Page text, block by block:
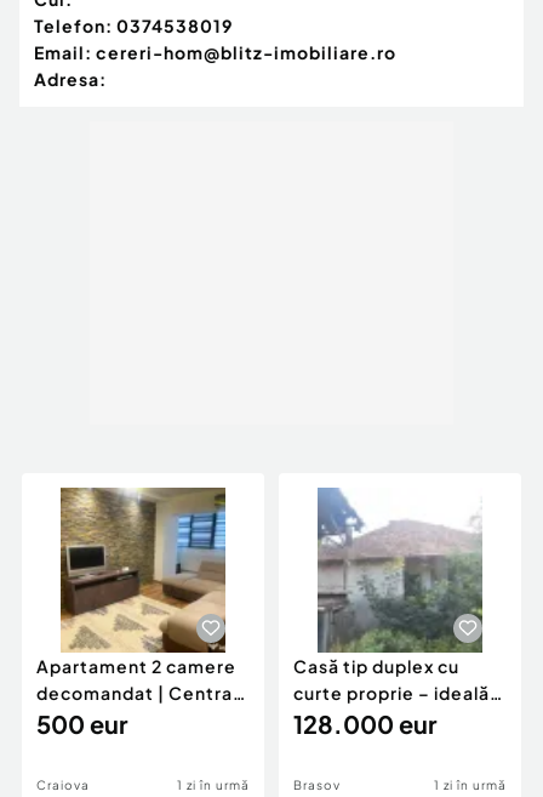
Telefon: 0374538019
Email: cereri-hom@blitz-imobiliare.ro
Adresa:
Apartament 2 camere
decomandat | Centrală
proprie | 60 mp |
500 eur
Craiova 1 zi în urmă
Casă tip duplex cu
curte proprie – ideală
pentru renovar
128.000 eur
Brasov 1 zi în urmă